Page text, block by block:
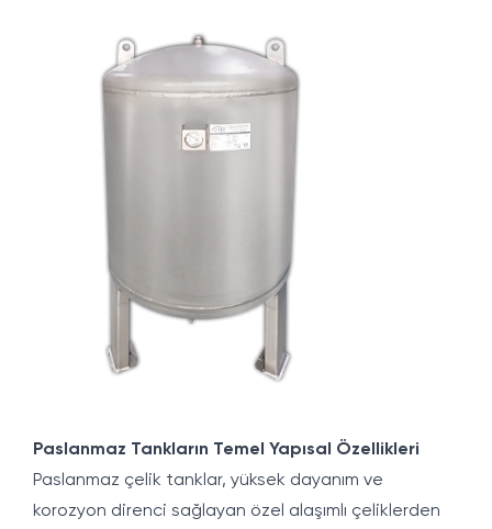
Paslanmaz Tankların Temel Yapısal Özellikleri
Paslanmaz çelik tanklar, yüksek dayanım ve
korozyon direnci sağlayan özel alaşımlı çeliklerden